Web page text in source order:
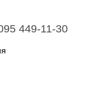
449-11-30